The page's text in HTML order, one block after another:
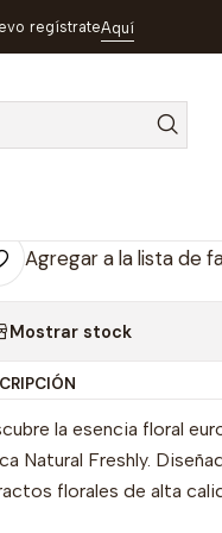
regístrateAquí
ML- -
Agregar a la lista de
Mostrar stock
la esencia floral
Natural Freshly.
florales de alta